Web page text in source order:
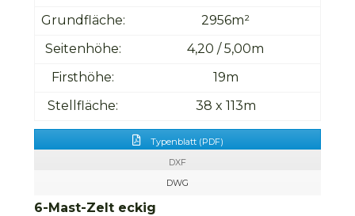
Grundfläche:
2956m²
Seitenhöhe:
4,20 / 5,00m
Firsthöhe:
19m
Stellfläche:
38 x 113m
Typenblatt (PDF)
DXF
DWG
6-Mast-Zelt eckig